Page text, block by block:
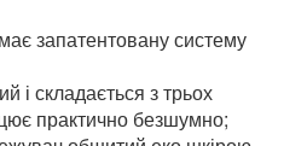
запатентовану систему
і складається з трьох
практично безшумно;